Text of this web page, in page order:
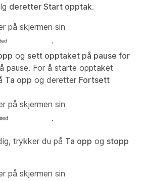
deretter Start opptak.
på skjermen sin
.
og sett opptaket på pause for
pause. For å starte opptaket
Ta opp og deretter Fortsett
på skjermen sin
.
trykker du på Ta opp og stopp
på skjermen sin